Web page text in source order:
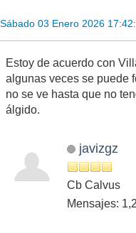
Sábado 03 Enero 2026
Estoy de acuerdo con
algunas veces se puede
no se ve hasta que no
álgido.
javizgz
Cb Calvus
Mensajes: